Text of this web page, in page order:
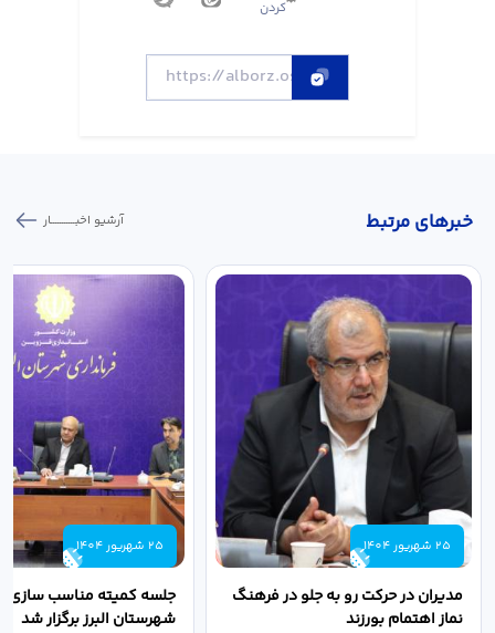
کردن
خبر‌های مرتبط آرشیو اخبـــــــــــار
25 شهریور 1404
مدیران در حرکت رو به جلو در فرهنگ
نماز اهتمام بورزند
25 شهریور 1404
جلسه کمیته مناسب سازی
شهرستان البرز برگزار شد